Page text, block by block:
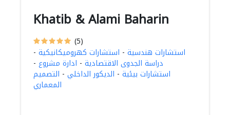
Khatib & Alami Baharin
(5)
استشارات هندسية - استشارات كهروميكانيكية -
دراسة الجدوى الاقتصادية - ادارة مشروع -
استشارات بيئية - الديكور الداخلي - التصميم
المعماري